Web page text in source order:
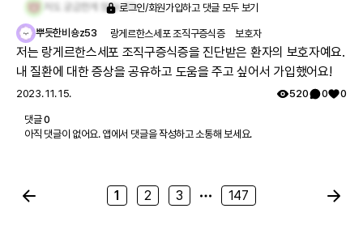
저도 궁금한게 많습니다~로그인/회원가입하고 댓글 모두 보기
뿌듯한비숑z53 랑게르한스세포 조직구증식증 보호자
저는 랑게르한스세포 조직구증식증을 진단받은 환자의 보호자예요.
내 질환에 대한 증상을 공유하고 도움을 주고 싶어서 가입했어요!
2023. 11. 15. 520 0 0
댓글0
아직 댓글이 없어요. 앱에서 댓글을 작성하고 소통해 보세요.
1 2 3 147